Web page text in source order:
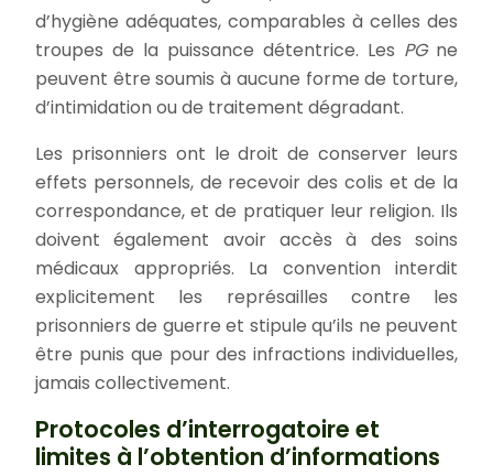
d’hygiène adéquates, comparables à celles des
troupes de la puissance détentrice. Les PG ne
peuvent être soumis à aucune forme de torture,
d’intimidation ou de traitement dégradant.
Les prisonniers ont le droit de conserver leurs
effets personnels, de recevoir des colis et de la
correspondance, et de pratiquer leur religion. Ils
doivent également avoir accès à des soins
médicaux appropriés. La convention interdit
explicitement les représailles contre les
prisonniers de guerre et stipule qu’ils ne peuvent
être punis que pour des infractions individuelles,
jamais collectivement.
Protocoles d’interrogatoire et
limites à l’obtention d’informations